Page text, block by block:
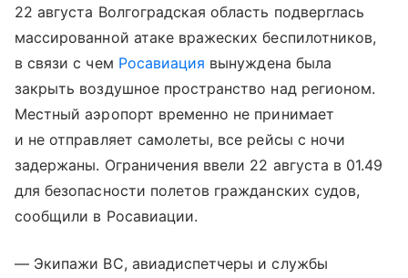
22 августа Волгоградская область подверглась
массированной атаке вражеских беспилотников,
в связи с чем Росавиация вынуждена была
закрыть воздушное пространство над регионом.
Местный аэропорт временно не принимает
и не отправляет самолеты, все рейсы с ночи
задержаны. Ограничения ввели 22 августа в 01.49
для безопасности полетов гражданских судов,
сообщили в Росавиации.
— Экипажи ВС, авиадиспетчеры и службы